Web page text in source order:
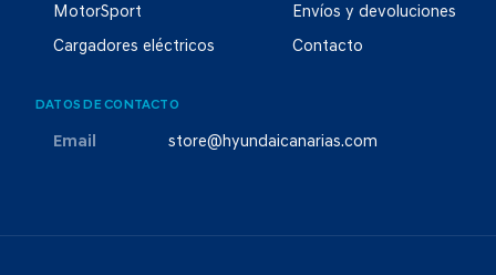
MotorSport
Cargadores eléctricos
Envíos y devoluciones
Contacto
DATOS DE CONTACTO
Email store@hyundaicanarias.com